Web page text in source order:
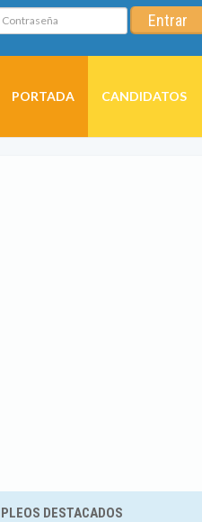
Entrar
PORTADA CANDIDATOS
DESTACADOS